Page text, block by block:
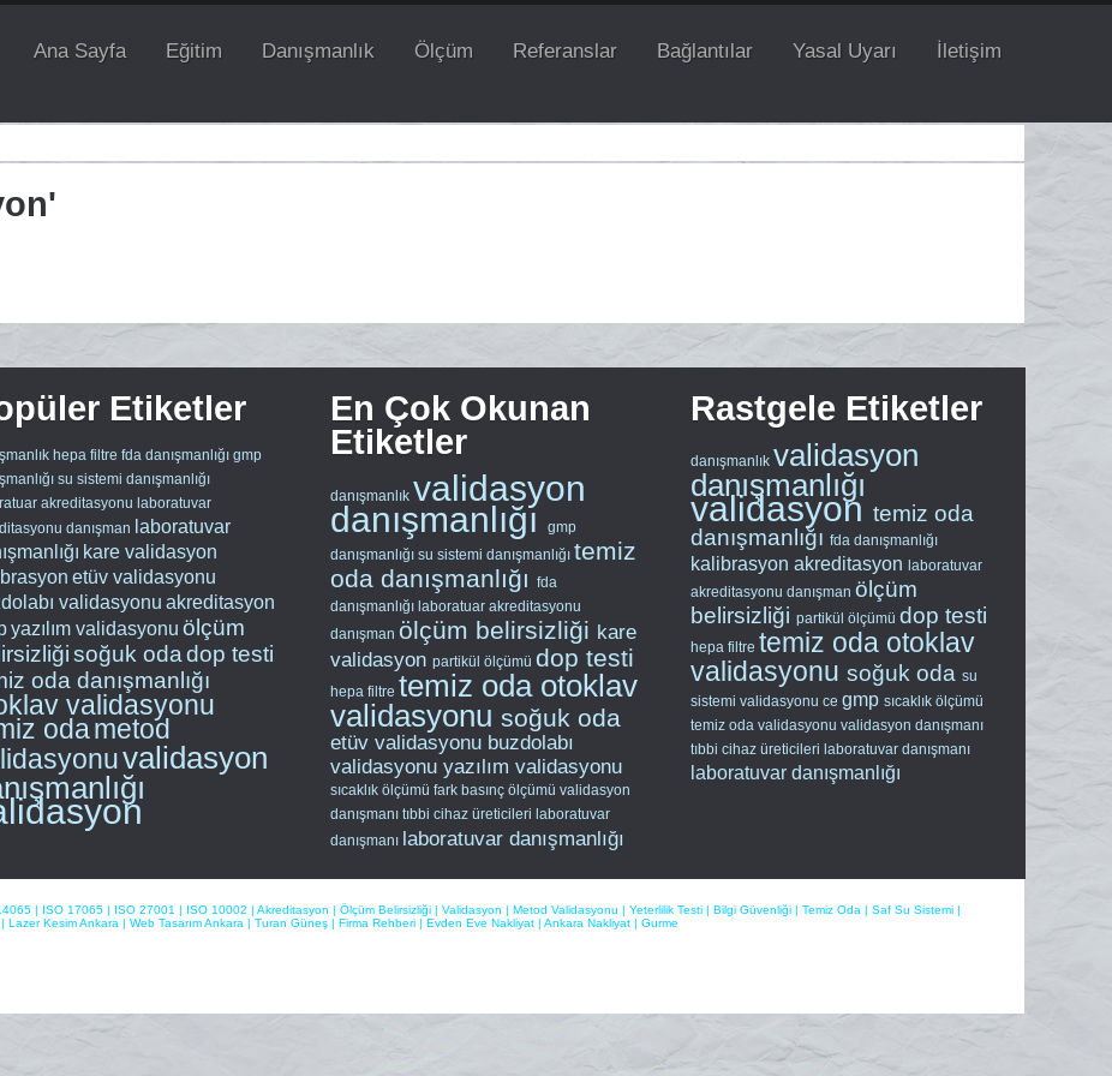
Ana Sayfa Eğitim Danışmanlık Ölçüm Referanslar Bağlantılar Yasal Uyarı İletişim
Etiketler
hepa filtre fda danışmanlığı gmp
su sistemi danışmanlığı
akreditasyonu laboratuvar
danışman laboratuvar
kare validasyon
etüv validasyonu
validasyonu akreditasyon
yazılım validasyonu ölçüm
soğuk odadop testi
oda danışmanlığı
validasyonu
odametod
validasyon
En Çok Okunan
Etiketler
danışmanlık validasyon
danışmanlığı
gmp
danışmanlığı su sistemi danışmanlığı temiz
oda danışmanlığı fda
danışmanlığı laboratuar akreditasyonu
danışman ölçüm belirsizliği kare
validasyon partikül ölçümü dop testi
hepa filtre temiz oda otoklav
validasyonu soğuk oda
etüv validasyonu buzdolabı
validasyonu yazılım validasyonu
sıcaklık ölçümü fark basınç ölçümü validasyon
danışmanı tıbbi cihaz üreticileri laboratuvar
danışmanı laboratuvar danışmanlığı
Rastgele Etiketler
danışmanlık validasyon
danışmanlığı
validasyon temiz oda
danışmanlığı fda danışmanlığı
kalibrasyon akreditasyon laboratuvar
akreditasyonu danışman ölçüm
belirsizliği partikül ölçümü dop testi
hepa filtre temiz oda otoklav
validasyonu soğuk oda su
sistemi validasyonu ce gmp sıcaklık ölçümü
temiz oda validasyonu validasyon danışmanı
tıbbi cihaz üreticileri laboratuvar danışmanı
laboratuvar danışmanlığı
| ISO 17065 | ISO 27001 | ISO 10002 | Akreditasyon | Ölçüm Belirsizliği | Validasyon | Metod Validasyonu | Yeterlilik Testi | Bilgi Güvenliği | Temiz Oda | Saf Su Sistemi |
Lazer Kesim Ankara | Web Tasarım Ankara | Turan Güneş | Firma Rehberi | Evden Eve Nakliyat | Ankara Nakliyat | Gurme